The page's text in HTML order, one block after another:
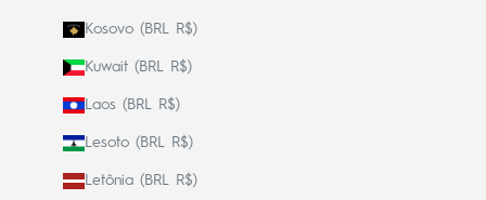
Kosovo (BRL R$)
Kuwait (BRL R$)
Laos (BRL R$)
Lesoto (BRL R$)
Letônia (BRL R$)